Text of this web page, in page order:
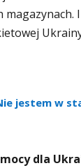
jestem w
dla